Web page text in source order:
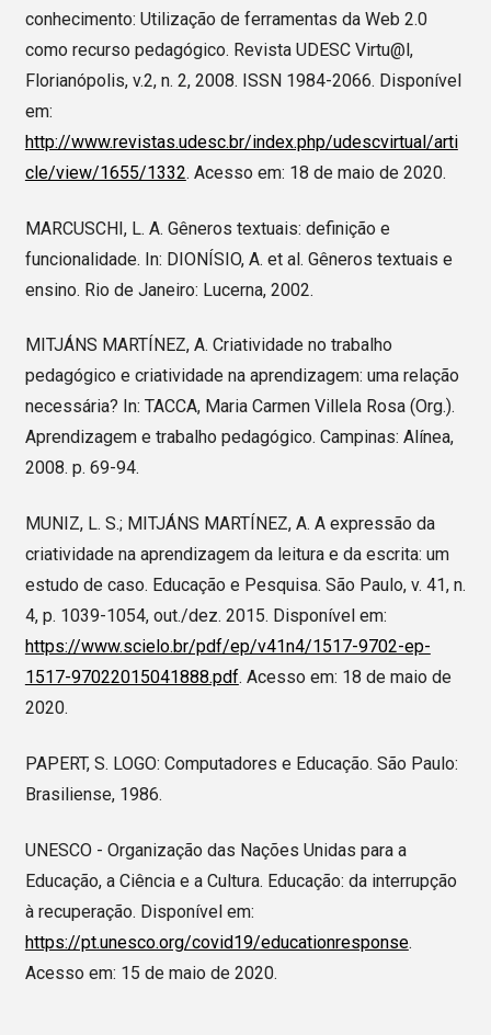
conhecimento: Utilização de ferramentas da Web 2.0
como recurso pedagógico. Revista UDESC Virtu@l,
Florianópolis, v.2, n. 2, 2008. ISSN 1984-2066. Disponível
em:
http://www.revistas.udesc.br/index.php/udescvirtual/arti
cle/view/1655/1332. Acesso em: 18 de maio de 2020.
MARCUSCHI, L. A. Gêneros textuais: definição e
funcionalidade. In: DIONÍSIO, A. et al. Gêneros textuais e
ensino. Rio de Janeiro: Lucerna, 2002.
MITJÁNS MARTÍNEZ, A. Criatividade no trabalho
pedagógico e criatividade na aprendizagem: uma relação
necessária? In: TACCA, Maria Carmen Villela Rosa (Org.).
Aprendizagem e trabalho pedagógico. Campinas: Alínea,
2008. p. 69-94.
MUNIZ, L. S.; MITJÁNS MARTÍNEZ, A. A expressão da
criatividade na aprendizagem da leitura e da escrita: um
estudo de caso. Educação e Pesquisa. São Paulo, v. 41, n.
4, p. 1039-1054, out./dez. 2015. Disponível em:
https://www.scielo.br/pdf/ep/v41n4/1517-9702-ep-
1517-97022015041888.pdf. Acesso em: 18 de maio de
2020.
PAPERT, S. LOGO: Computadores e Educação. São Paulo:
Brasiliense, 1986.
UNESCO - Organização das Nações Unidas para a
Educação, a Ciência e a Cultura. Educação: da interrupção
à recuperação. Disponível em:
https://pt.unesco.org/covid19/educationresponse.
Acesso em: 15 de maio de 2020.